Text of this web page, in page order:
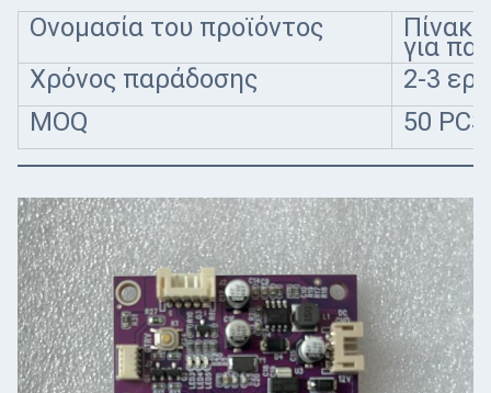
Ονομασία του προϊόντος
για
Χρόνος παράδοσης
2-3
MOQ
50 PCS